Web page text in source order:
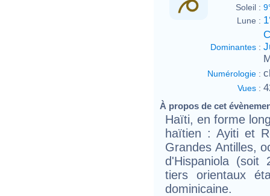
Soleil :
Lune :
Dominantes :
Numérologie :
Vues :
À propos de cet
Haïti, en forme
haïtien : Ayiti et
Grandes Antilles,
d'Hispaniola (soit
tiers orientaux
dominicaine.